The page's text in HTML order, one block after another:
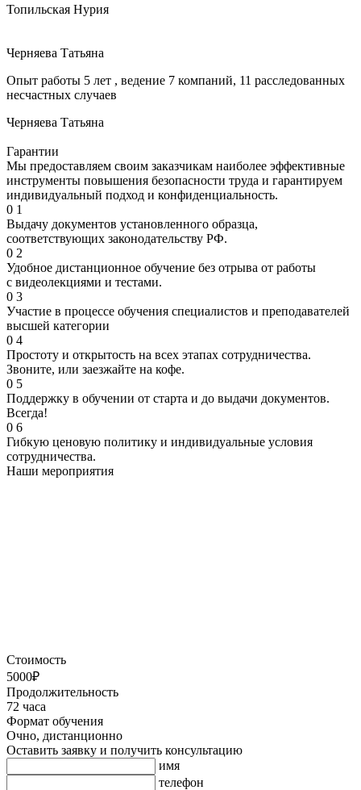
Топильская Нурия
Черняева Татьяна
Опыт работы 5 лет , ведение 7 компаний, 11 расследованных
несчастных случаев
Черняева Татьяна
Гарантии
Мы предоставляем своим заказчикам наиболее эффективные
инструменты повышения безопасности труда и гарантируем
индивидуальный подход и конфиденциальность.
0 1
Выдачу документов установленного образца,
соответствующих законодательству РФ.
0 2
Удобное дистанционное обучение без отрыва от работы
с видеолекциями и тестами.
0 3
Участие в процессе обучения специалистов и преподавателей
высшей категории
0 4
Простоту и открытость на всех этапах сотрудничества.
Звоните, или заезжайте на кофе.
0 5
Поддержку в обучении от старта и до выдачи документов.
Всегда!
0 6
Гибкую ценовую политику и индивидуальные условия
сотрудничества.
Наши мероприятия
Стоимость
5000₽
Продолжительность
72 часа
Формат обучения
Очно, дистанционно
Оставить заявку и получить консультацию
имя
телефон